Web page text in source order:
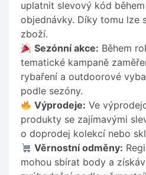
uplatnit slevový kód
objednávky. Díky tomu lze
zboží.
Sezónní akce: Během
tematické kampaně
rybaření a outdoorové
podle sezóny.
Výprodeje: Ve
produkty se zajímavými
o doprodej kolekcí nebo
Věrnostní odměny:
mohou sbírat body a